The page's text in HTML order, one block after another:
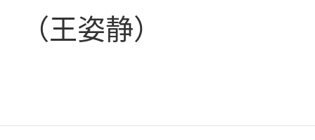
（王姿静）